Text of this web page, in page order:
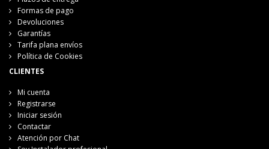
Formas de pago
Devoluciones
Garantías
Tarifa plana envíos
Política de Cookies
CLIENTES
Mi cuenta
Registrarse
Iniciar sesión
Contactar
Atención por Chat